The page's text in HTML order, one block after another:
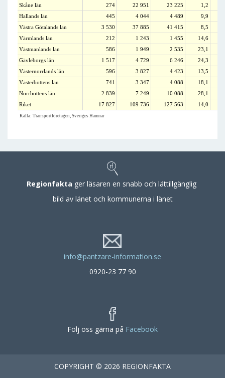
Skåne län
274 22 951 23 225 1,2
Hallands län
445 4 044 4 489 9,9
Västra Götalands län
3 530 37 885 41 415 8,5
Värmlands län
212 1 243 1 455 14,6
Västmanlands län
586 1 949 2 535 23,1
Gävleborgs län
1 517 4 729 6 246 24,3
Västernorrlands län
596 3 827 4 423 13,5
Västerbottens län
741 3 347 4 088 18,1
Norrbottens län
2 839 7 249 10 088 28,1
Riket
17 827 109 736 127 563 14,0
Källa: Transportföretagen, Sveriges Hamnar
Regionfakta ger läsaren en snabb och lättillgänglig
bild av länet och kommunerna i länet
info@pantzare-information.se
0920-23 77 90
Följ oss gärna på Facebook
COPYRIGHT © 2026 REGIONFAKTA